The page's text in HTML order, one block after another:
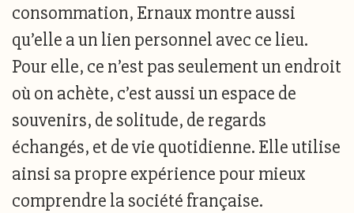
consommation, Ernaux montre aussi
qu’elle a un lien personnel avec ce lieu.
Pour elle, ce n’est pas seulement un endroit
où on achète, c’est aussi un espace de
souvenirs, de solitude, de regards
échangés, et de vie quotidienne. Elle utilise
ainsi sa propre expérience pour mieux
comprendre la société française.